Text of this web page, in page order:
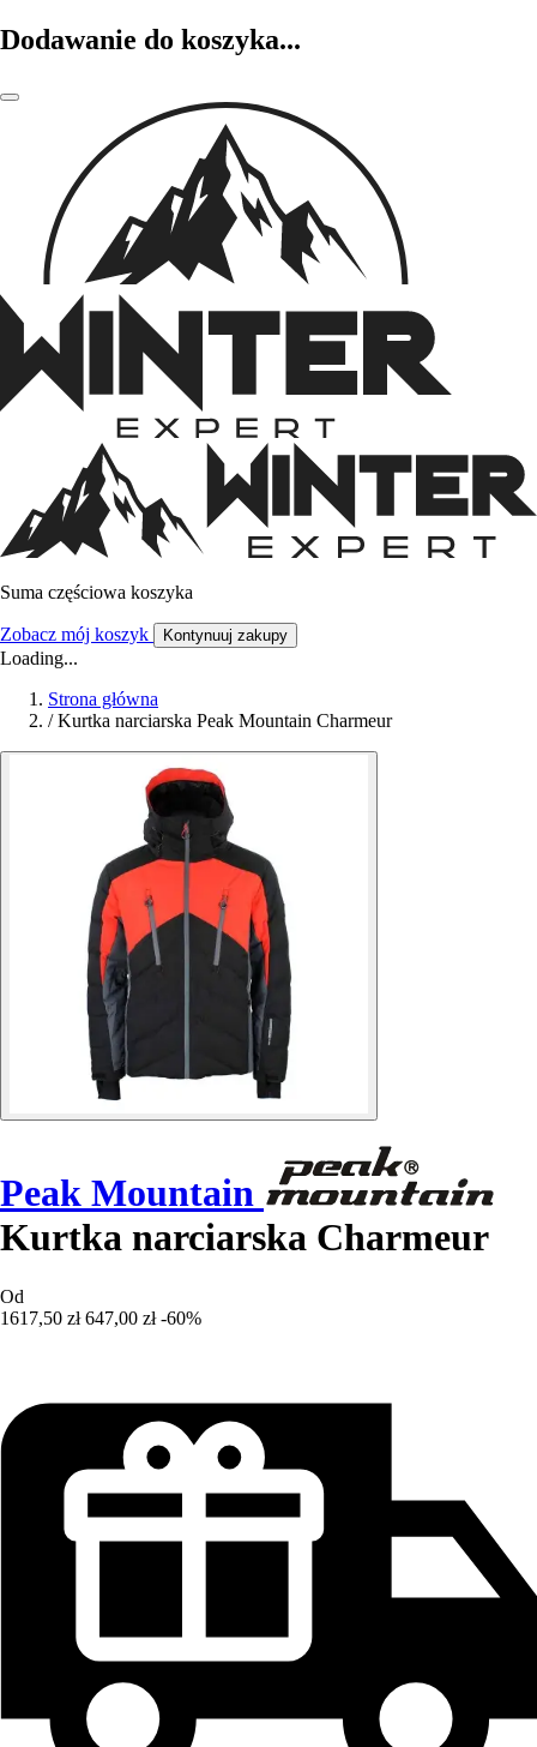
Dodawanie do koszyka...
Suma częściowa koszyka
Zobacz mój koszyk Kontynuuj zakupy
Loading...
Strona główna
/ Kurtka narciarska Peak Mountain Charmeur
Peak Mountain
Kurtka narciarska Charmeur
Od
1617,50 zł 647,00 zł -60%